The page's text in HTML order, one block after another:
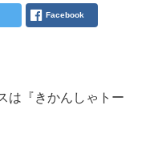
は『きかんしゃトー
Facebook